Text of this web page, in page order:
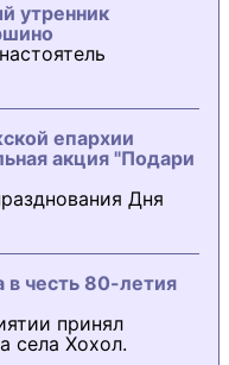
утренник
епархии
акция "Подари
Дня
в честь 80-летия
принял
села Хохол.